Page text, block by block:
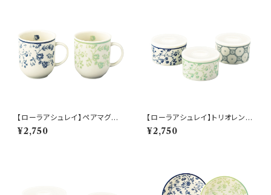
【ローラアシュレイ】ペアマグセッ
ト【LA110】LA110-13
¥2,750
【ローラアシュレイ】トリオレンジ
セット【LA110】LA110-82−S3
¥2,750